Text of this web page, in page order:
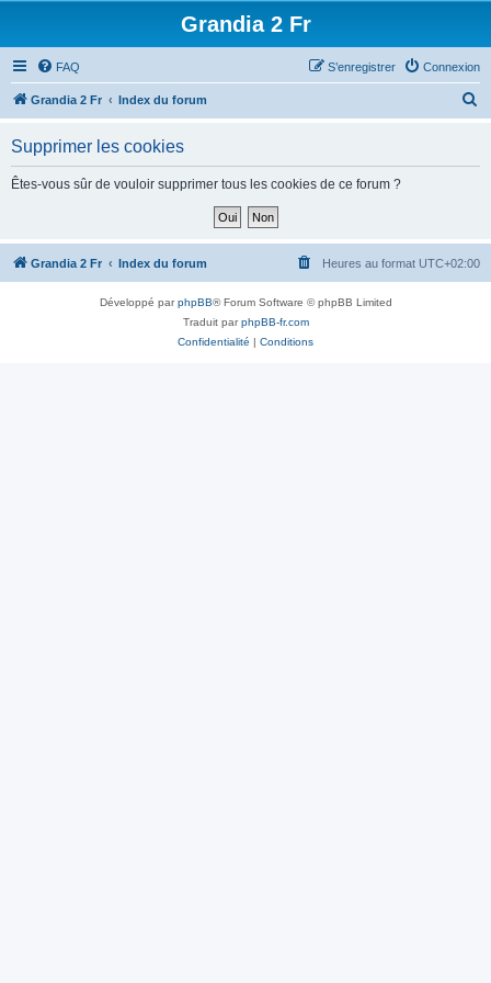
Grandia 2 Fr
FAQ Connexion
S’enregistrer
Grandia 2 Fr Index du forum
h
Supprimer les cookies
Êtes-vous sûr de vouloir supprimer tous les cookies de ce forum ?
Grandia 2 Fr Index du forum Heures au format UTC+02:00
Développé parphpBB® Forum Software © phpBB Limited
Traduit parphpBB-fr.com
Confidentialité | Conditions